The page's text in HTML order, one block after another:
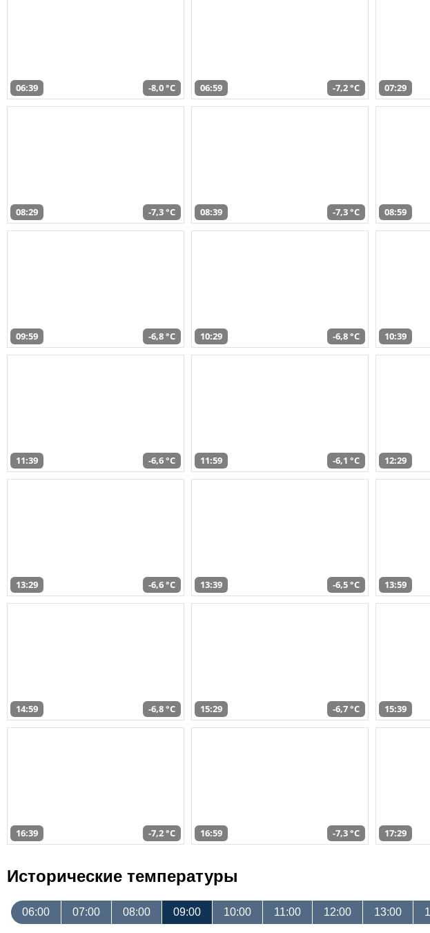
06:39 -8,0 °C 06:59 -7,2 °C 07:29
08:29 -7,3 °C 08:39 -7,3 °C 08:59
09:59 -6,8 °C 10:29 -6,8 °C 10:39
11:39 -6,6 °C 11:59 -6,1 °C 12:29
13:29 -6,6 °C 13:39 -6,5 °C 13:59
14:59 -6,8 °C 15:29 -6,7 °C 15:39
16:39 -7,2 °C 16:59 -7,3 °C 17:29
Исторические температуры
06:00 07:00 08:00 09:00 10:00 11:00 12:00 13:00